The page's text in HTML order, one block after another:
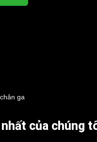
của chúng